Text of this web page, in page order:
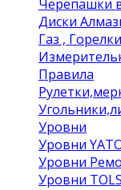
Черепашки
Диски
Газ ,
Правила
Уровни
Уровни
Уровни
Уровни